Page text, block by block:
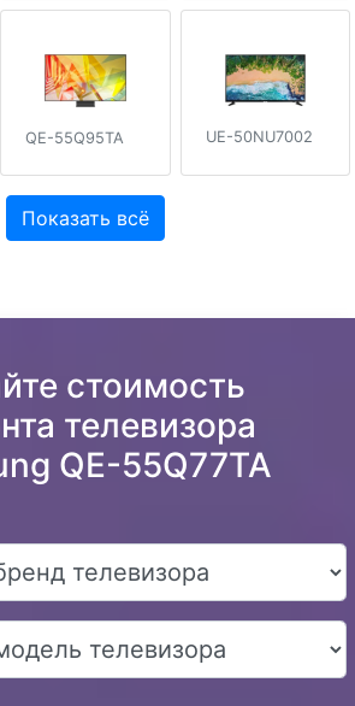
QE-55Q95TA UE-50NU7002
Показать всё
стоимость
телевизора
QE-55Q77TA